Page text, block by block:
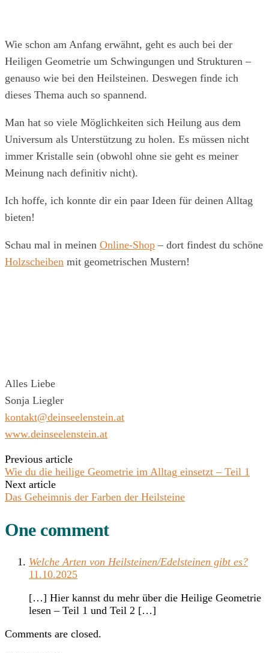
Wie schon am Anfang erwähnt, geht es auch bei der
Heiligen Geometrie um Schwingungen und Strukturen –
genauso wie bei den Heilsteinen. Deswegen finde ich
dieses Thema auch so spannend.
Man hat so viele Möglichkeiten sich Heilung aus dem
Universum als Unterstützung zu holen. Es müssen nicht
immer Kristalle sein (obwohl ohne sie geht es meiner
Meinung nach definitiv nicht).
Ich hoffe, ich konnte dir ein paar Ideen für deinen Alltag
bieten!
Schau mal in meinen Online-Shop – dort findest du schöne
Holzscheiben mit geometrischen Mustern!
Alles Liebe
Sonja Liegler
kontakt@deinseelenstein.at
www.deinseelenstein.at
Previous article
Wie du die heilige Geometrie im Alltag einsetzt – Teil 1
Next article
Das Geheimnis der Farben der Heilsteine
One comment
Welche Arten von Heilsteinen/Edelsteinen gibt es?
11.10.2025
[…] Hier kannst du mehr über die Heilige Geometrie
lesen – Teil 1 und Teil 2 […]
Comments are closed.